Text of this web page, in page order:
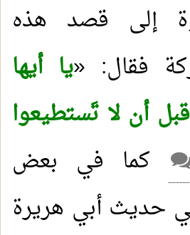
إلى قصد هذه
فقال: «يا أيها
أن لا تَستطيعوا
كما في بعض
حديث أبي هريرة